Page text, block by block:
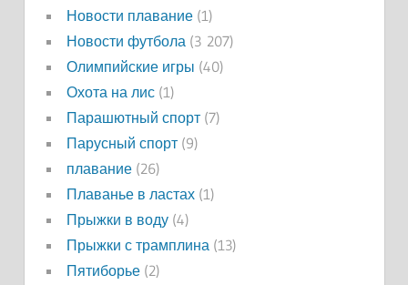
Новости плавание(1)
Новости футбола (3 207)
Олимпийские игры (40)
Охота на лис(1)
Парашютный спорт(7)
Парусный спорт(9)
плавание(26)
Плаванье в ластах(1)
Прыжки в воду(4)
Прыжки с трамплина (13)
Пятиборье(2)